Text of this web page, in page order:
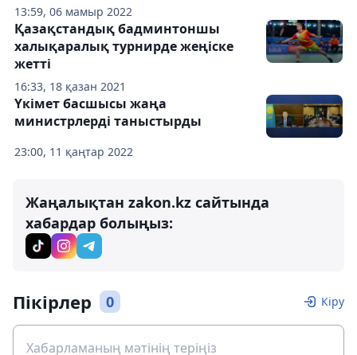
13:59, 06 мамыр 2022
16:33, 18 қазан 2021
Қазақстандық бадминтоншы
халықаралық турнирде жеңіске
жетті
23:00, 11 қаңтар 2022
Үкімет басшысы жаңа
министрлерді таныстырды
Жаңалықтан zakon.kz сайтында
хабардар болыңыз:
Пікірлер 0 Кіру